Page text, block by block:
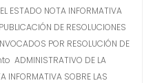
ESTADO NOTA INFORMATIVA
DE RESOLUCIONES
POR RESOLUCIÓN DE
ADMINISTRATIVO DE LA
INFORMATIVA SOBRE LAS